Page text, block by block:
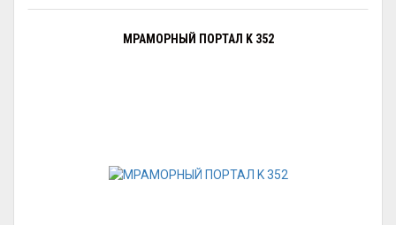
МРАМОРНЫЙ ПОРТАЛ K 352